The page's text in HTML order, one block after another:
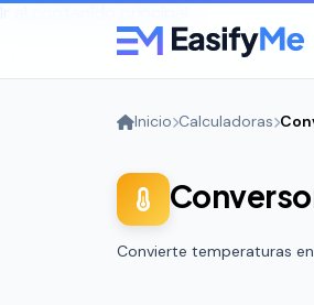
Inicio Calculadoras
Convierte temperaturas